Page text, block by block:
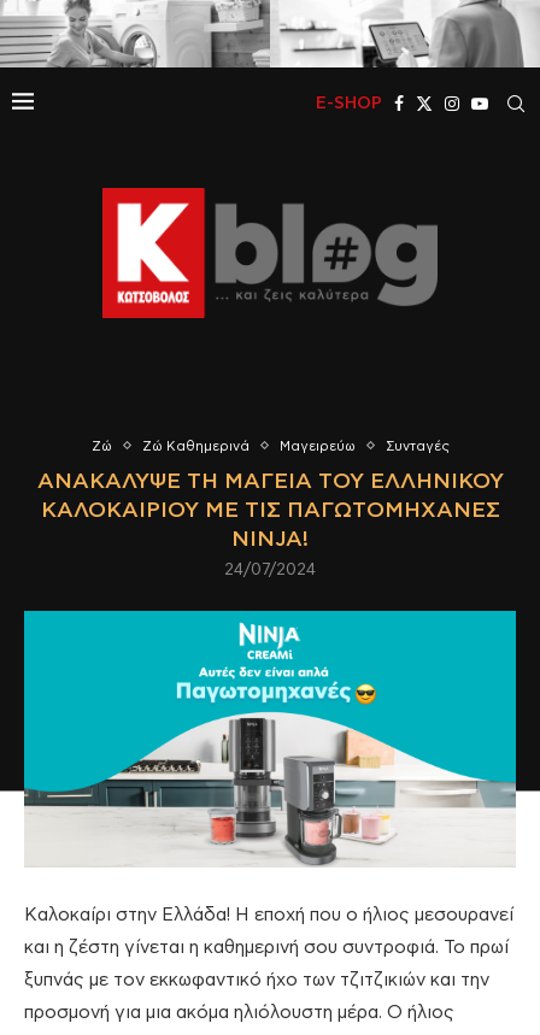
E-SHOP
Ζώ Ζώ Καθημερινά Μαγειρεύω Συνταγές
ΑΝΑΚΆΛΥΨΕ ΤΗ ΜΑΓΕΊΑ ΤΟΥ ΕΛΛΗΝΙΚΟΎ
ΚΑΛΟΚΑΙΡΙΟΎ ΜΕ ΤΙΣ ΠΑΓΩΤΟΜΗΧΑΝΈΣ
NINJA!
24/07/2024
Καλοκαίρι στην Ελλάδα! Η εποχή που ο ήλιος μεσουρανεί
και η ζέστη γίνεται η καθημερινή σου συντροφιά. Το πρωί
ξυπνάς με τον εκκωφαντικό ήχο των τζιτζικιών και την
προσμονή για μια ακόμα ηλιόλουστη μέρα. Ο ήλιος